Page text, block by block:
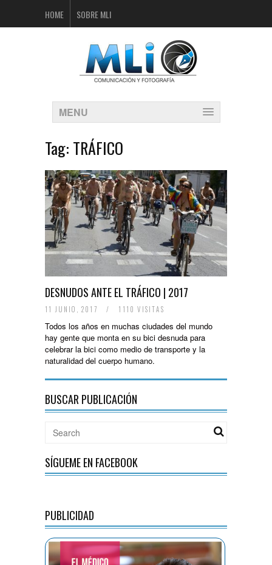
HOME SOBRE MLI
MENU
Tag: TRÁFICO
DESNUDOS ANTE EL TRÁFICO | 2017
11 JUNIO, 2017 / 1110 VISITAS
Todos los años en muchas ciudades del mundo
hay gente que monta en su bici desnuda para
celebrar la bici como medio de transporte y la
naturalidad del cuerpo humano.
BUSCAR PUBLICACIÓN
SÍGUEME EN FACEBOOK
PUBLICIDAD